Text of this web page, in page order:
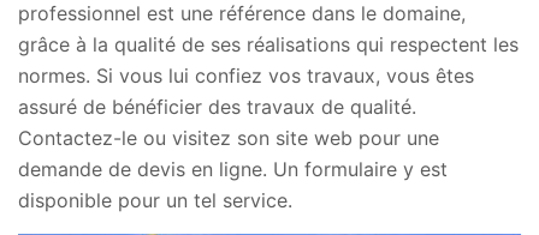
professionnel est une référence dans le domaine,
grâce à la qualité de ses réalisations qui respectent les
normes. Si vous lui confiez vos travaux, vous êtes
assuré de bénéficier des travaux de qualité.
Contactez-le ou visitez son site web pour une
demande de devis en ligne. Un formulaire y est
disponible pour un tel service.